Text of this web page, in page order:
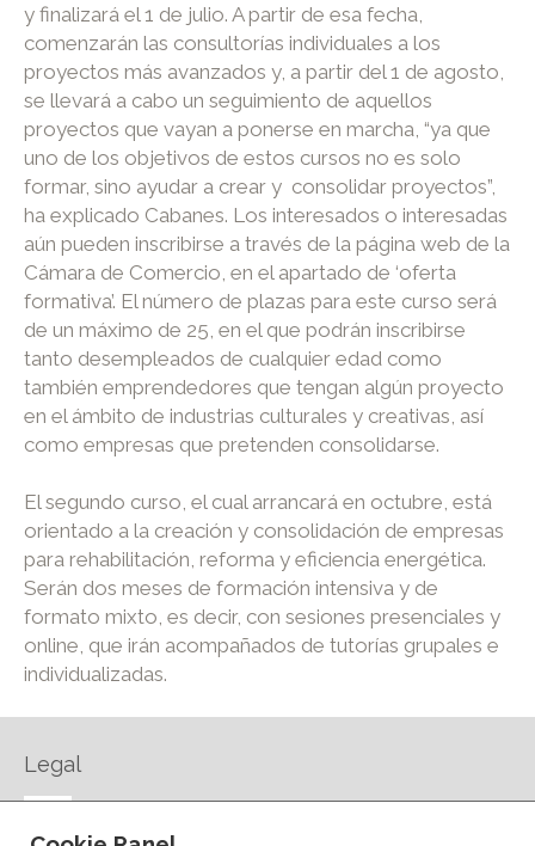
y finalizará el 1 de julio. A partir de esa fecha,
comenzarán las consultorías individuales a los
proyectos más avanzados y, a partir del 1 de agosto,
se llevará a cabo un seguimiento de aquellos
proyectos que vayan a ponerse en marcha, “ya que
uno de los objetivos de estos cursos no es solo
formar, sino ayudar a crear y consolidar proyectos”,
ha explicado Cabanes. Los interesados o interesadas
aún pueden inscribirse a través de la página web de la
Cámara de Comercio, en el apartado de ‘oferta
formativa’. El número de plazas para este curso será
de un máximo de 25, en el que podrán inscribirse
tanto desempleados de cualquier edad como
también emprendedores que tengan algún proyecto
en el ámbito de industrias culturales y creativas, así
como empresas que pretenden consolidarse.
El segundo curso, el cual arrancará en octubre, está
orientado a la creación y consolidación de empresas
para rehabilitación, reforma y eficiencia energética.
Serán dos meses de formación intensiva y de
formato mixto, es decir, con sesiones presenciales y
online, que irán acompañados de tutorías grupales e
individualizadas.
Legal
AVISO LEGAL